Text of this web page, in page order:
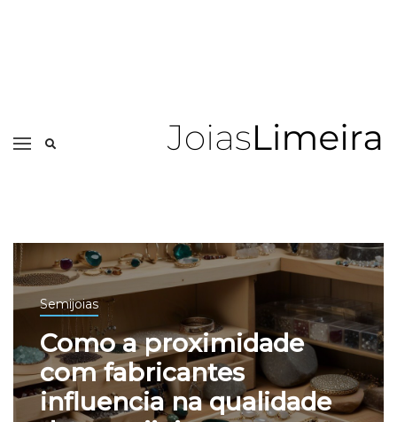
Semijoias
Como a proximidade
com fabricantes
influencia na qualidade